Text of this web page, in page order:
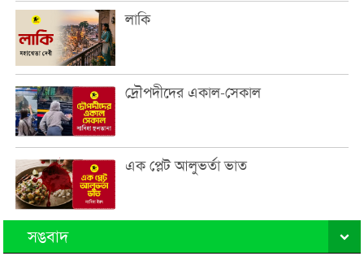
লাকি
দ্রৌপদীদের একাল-সেকাল
এক প্লেট আলুভর্তা ভাত
সঙবাদ